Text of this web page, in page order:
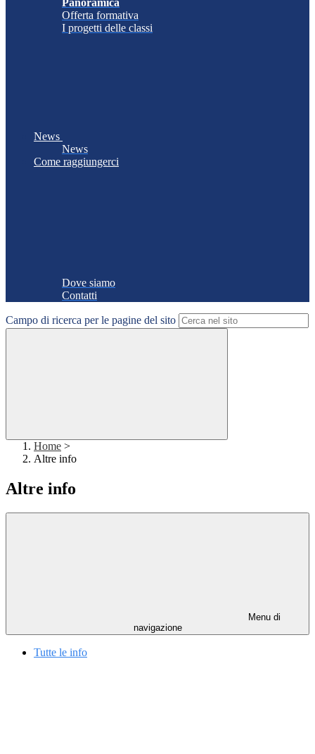
Panoramica
Offerta formativa
I progetti delle classi
News
News
Come raggiungerci
Dove siamo
Contatti
Campo di ricerca per le pagine del sito
Home >
Altre info
Altre info
Menu di
navigazione
Tutte le info